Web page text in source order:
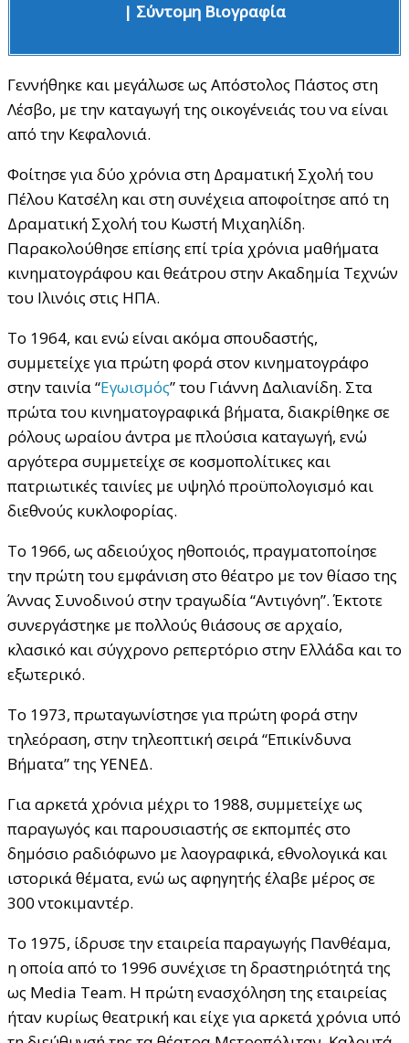
| Σύντομη Βιογραφία
Γεννήθηκε και μεγάλωσε ως Απόστολος Πάστος στη
Λέσβο, με την καταγωγή της οικογένειάς του να είναι
από την Κεφαλονιά.
Φοίτησε για δύο χρόνια στη Δραματική Σχολή του
Πέλου Κατσέλη και στη συνέχεια αποφοίτησε από τη
Δραματική Σχολή του Κωστή Μιχαηλίδη.
Παρακολούθησε επίσης επί τρία χρόνια μαθήματα
κινηματογράφου και θεάτρου στην Ακαδημία Τεχνών
του Ιλινόις στις ΗΠΑ.
Το 1964, και ενώ είναι ακόμα σπουδαστής,
συμμετείχε για πρώτη φορά στον κινηματογράφο
στην ταινία “Εγωισμός” του Γιάννη Δαλιανίδη. Στα
πρώτα του κινηματογραφικά βήματα, διακρίθηκε σε
ρόλους ωραίου άντρα με πλούσια καταγωγή, ενώ
αργότερα συμμετείχε σε κοσμοπολίτικες και
πατριωτικές ταινίες με υψηλό προϋπολογισμό και
διεθνούς κυκλοφορίας.
Το 1966, ως αδειούχος ηθοποιός, πραγματοποίησε
την πρώτη του εμφάνιση στο θέατρο με τον θίασο της
Άννας Συνοδινού στην τραγωδία “Αντιγόνη”. Έκτοτε
συνεργάστηκε με πολλούς θιάσους σε αρχαίο,
κλασικό και σύγχρονο ρεπερτόριο στην Ελλάδα και το
εξωτερικό.
Το 1973, πρωταγωνίστησε για πρώτη φορά στην
τηλεόραση, στην τηλεοπτική σειρά “Επικίνδυνα
Βήματα” της ΥΕΝΕΔ.
Για αρκετά χρόνια μέχρι το 1988, συμμετείχε ως
παραγωγός και παρουσιαστής σε εκπομπές στο
δημόσιο ραδιόφωνο με λαογραφικά, εθνολογικά και
ιστορικά θέματα, ενώ ως αφηγητής έλαβε μέρος σε
300 ντοκιμαντέρ.
Το 1975, ίδρυσε την εταιρεία παραγωγής Πανθέαμα,
η οποία από το 1996 συνέχισε τη δραστηριότητά της
ως Media Team. Η πρώτη ενασχόληση της εταιρείας
ήταν κυρίως θεατρική και είχε για αρκετά χρόνια υπό